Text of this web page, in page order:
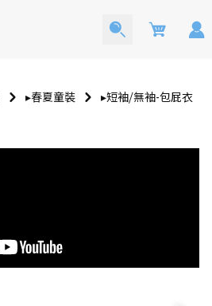
Cart
▸春夏童裝 ▸短袖⧸無袖-包屁衣